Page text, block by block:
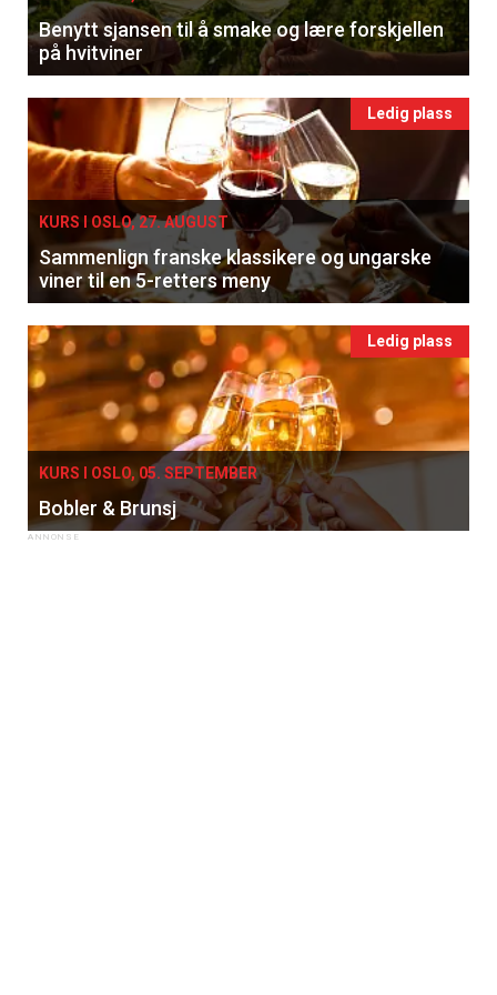
Benytt sjansen til å smake og lære forskjellen
på hvitviner
Ledig plass
KURS I OSLO, 27. AUGUST
Sammenlign franske klassikere og ungarske
viner til en 5-retters meny
Ledig plass
KURS I OSLO, 05. SEPTEMBER
Bobler & Brunsj